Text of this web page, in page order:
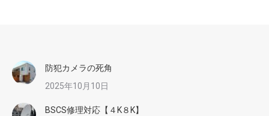
防犯カメラの死角
2025年10月10日
BSCS修理対応【４K８K】